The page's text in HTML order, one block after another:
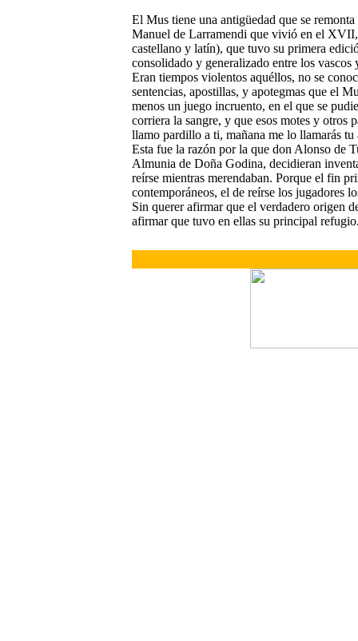
El Mus tiene una antigüedad que se
Manuel de Larramendi que vivió en el
castellano y latín), que tuvo su primera
consolidado y generalizado entre los vascos
Eran tiempos violentos aquéllos, no se
sentencias, apostillas, y apotegmas que el
menos un juego incruento, en el que se
corriera la sangre, y que esos motes y otros
llamo pardillo a ti, mañana me lo llamarás tu
Esta fue la razón por la que don Alonso de
Almunia de Doña Godina, decidieran
reírse mientras merendaban. Porque el fin
contemporáneos, el de reírse los jugadores
Sin querer afirmar que el verdadero origen
afirmar que tuvo en ellas su principal